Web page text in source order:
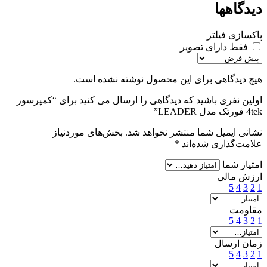
دیدگاهها
پاکسازی فیلتر
فقط دارای تصویر
هیچ دیدگاهی برای این محصول نوشته نشده است.
اولین نفری باشید که دیدگاهی را ارسال می کنید برای “کمپرسور
4tek فورتک مدل LEADER”
نشانی ایمیل شما منتشر نخواهد شد. بخش‌های موردنیاز
علامت‌گذاری شده‌اند *
امتیاز شما
ارزش مالی
1
2
3
4
5
مقاومت
1
2
3
4
5
زمان ارسال
1
2
3
4
5